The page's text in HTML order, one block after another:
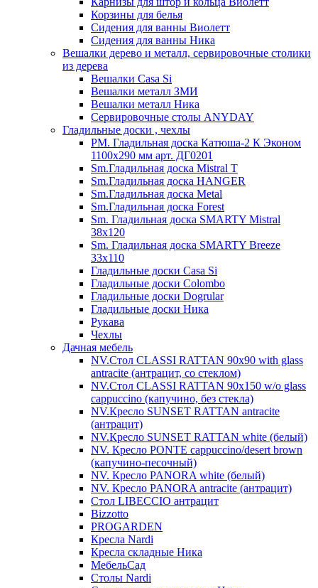
Корзины для белья
Сидения для ванны Виолетт
Сидения для ванны Ника
Вешалки дерево и металл, сервировочные столики
из дерева
Вешалки Casa Si
Вешалки металл ЗМИ
Вешалки металл Ника
Сервировочные столы ANYDAY
Гладильные доски , чехлы
PM. Гладильная доска Катюша-2 К Эконом
1100х290 мм арт. ДГ0201
Sm.Гладильная доска Mistral T
Sm.Гладильная доска HANGER
Sm.Гладильная доска Metal
Sm.Гладильная доска Forest
Sm. Гладильная доска SMARTY Mistral
38x120
Sm. Гладильная доска SMARTY Breeze
33х110
Гладильные доски Casa Si
Гладильные доски Colombo
Гладильные доски Dogrular
Гладильные доски Ника
Рукава
Чехлы
Дачная мебель
NV.Стол CLASSI RATTAN 90х90 with glass
antracite (антрацит, со стеклом)
NV.Стол CLASSI RATTAN 90х150 w/o glass
cappuccino (капучино, без стекла)
NV.Кресло SUNSET RATTAN antracite
(антрацит)
NV.Кресло SUNSET RATTAN white (белый)
NV. Кресло PONTE cappuccino/desert brown
(капучино-песочный)
NV. Кресло PANORA white (белый)
NV. Кресло PANORA antracite (антрацит)
Стол LIBECCIO антрацит
Bizzotto
PROGARDEN
Кресла Nardi
Кресла складные Ника
МебельСад
Столы Nardi